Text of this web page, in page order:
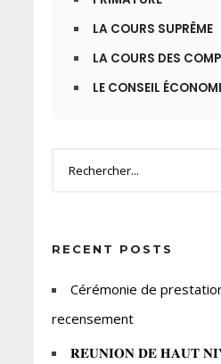
LA COURS SUPRÊME
LA COURS DES
LE CONSEIL
RECENT POSTS
Cérémonie de
recensement
𝐑𝐄𝐔𝐍𝐈𝐎𝐍 𝐃𝐄 𝐇𝐀𝐔𝐓